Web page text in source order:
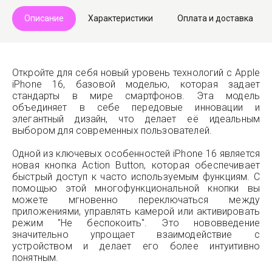
Описание Характеристики Оплата и доставка
Откройте для себя новый уровень технологий с Apple
iPhone 16, базовой моделью, которая задает
стандарты в мире смартфонов. Эта модель
объединяет в себе передовые инновации и
элегантный дизайн, что делает её идеальным
выбором для современных пользователей.
Одной из ключевых особенностей iPhone 16 является
новая кнопка Action Button, которая обеспечивает
быстрый доступ к часто используемым функциям. С
помощью этой многофункциональной кнопки вы
можете мгновенно переключаться между
приложениями, управлять камерой или активировать
режим "Не беспокоить". Это нововведение
значительно упрощает взаимодействие с
устройством и делает его более интуитивно
понятным.